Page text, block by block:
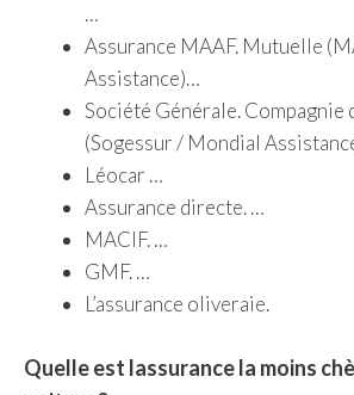
…
Assurance MAAF. Mutuelle
Assistance)…
Société Générale. Compagnie
(Sogessur / Mondial
Léocar …
Assurance directe. …
MACIF. …
GMF. …
L’assurance oliveraie.
Quelle est lassurance la moins